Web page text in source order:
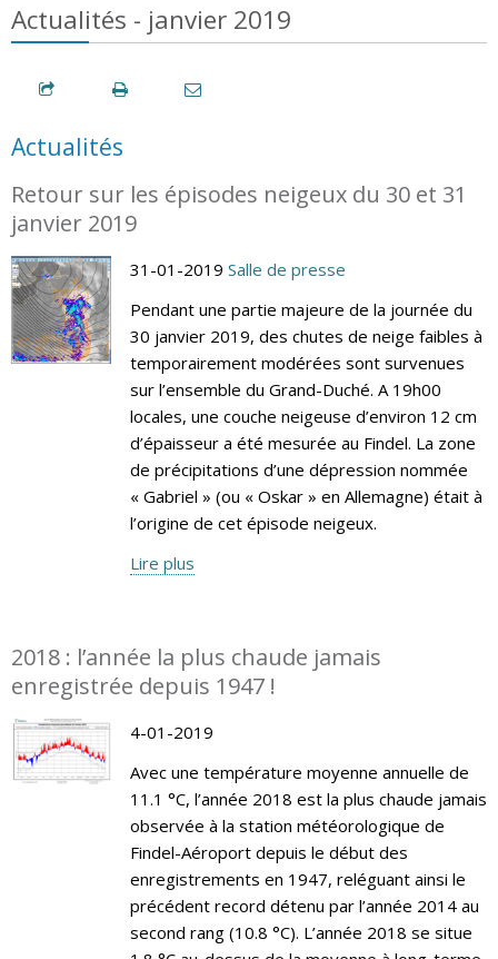
Actualités - janvier 2019
Actualités
Retour sur les épisodes neigeux du 30 et 31
janvier 2019
31-01-2019 Salle de presse
Pendant une partie majeure de la journée du
30 janvier 2019, des chutes de neige faibles à
temporairement modérées sont survenues
sur l’ensemble du Grand-Duché. A 19h00
locales, une couche neigeuse d’environ 12 cm
d’épaisseur a été mesurée au Findel. La zone
de précipitations d’une dépression nommée
« Gabriel » (ou « Oskar » en Allemagne) était à
l’origine de cet épisode neigeux.
Lire plus
2018 : l’année la plus chaude jamais
enregistrée depuis 1947 !
4-01-2019
Avec une température moyenne annuelle de
11.1 °C, l’année 2018 est la plus chaude jamais
observée à la station météorologique de
Findel-Aéroport depuis le début des
enregistrements en 1947, reléguant ainsi le
précédent record détenu par l’année 2014 au
second rang (10.8 °C). L’année 2018 se situe